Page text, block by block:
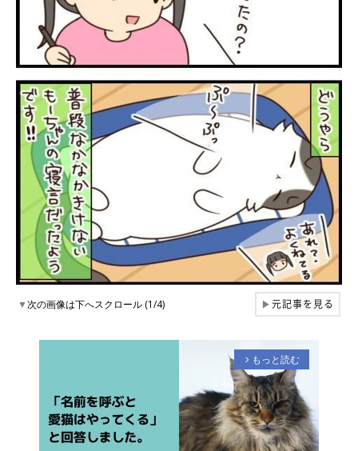
▼次の画像は下へスクロール (1/4) ▶元記事を見る
arrow_forward_ios もっと読む